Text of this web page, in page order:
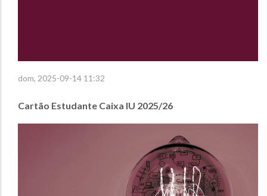
dom, 2025-09-14 11:32
Cartão Estudante Caixa IU 2025/26